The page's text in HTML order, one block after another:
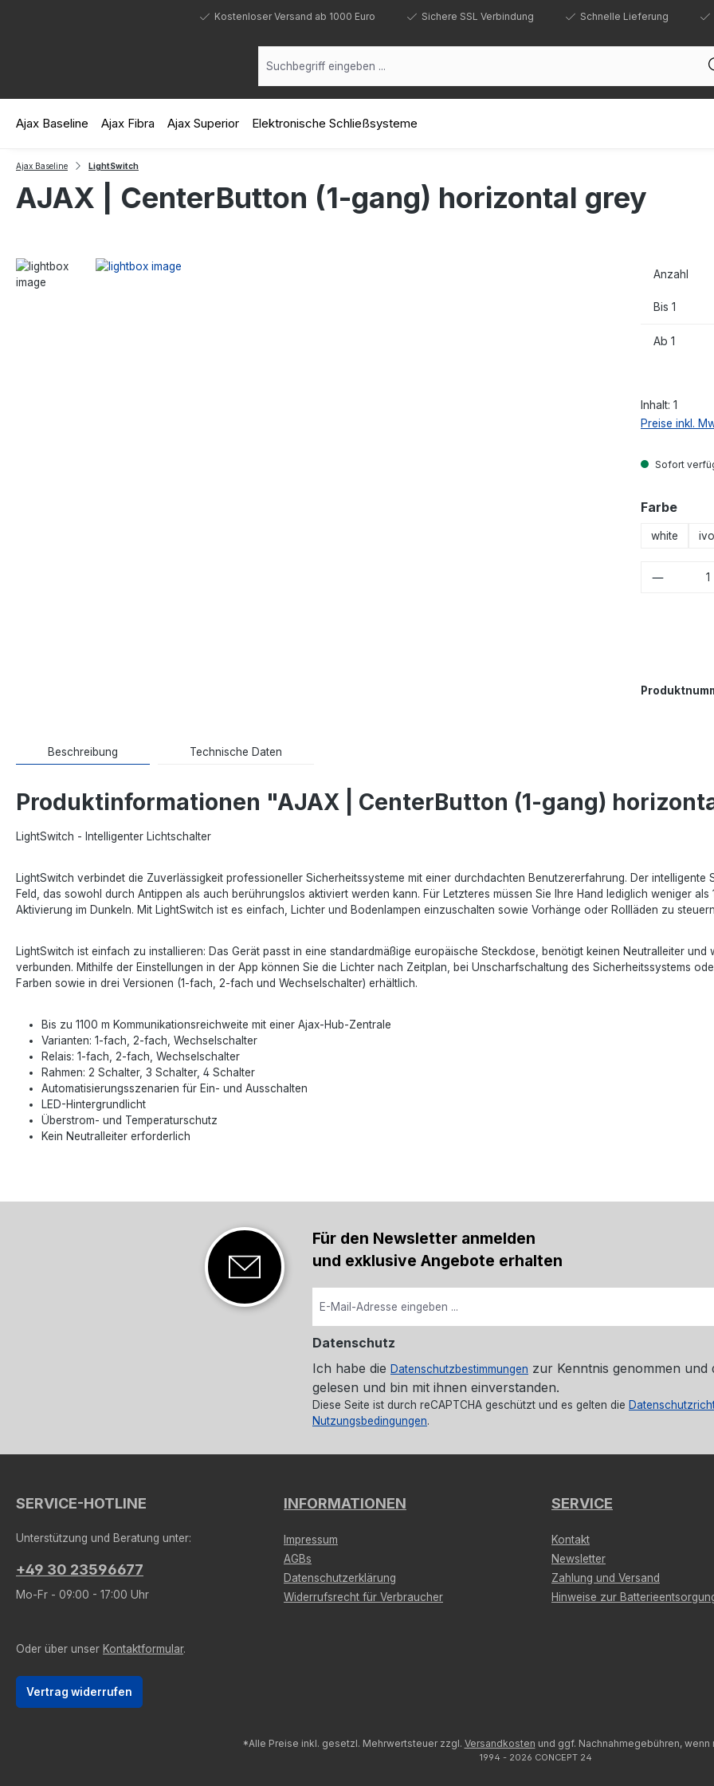
Kostenloser Versand ab 1000 Euro Sichere SSL Verbindung Schnelle Lieferung
Ajax Baseline Ajax Fibra Ajax Superior Elektronische Schließsysteme
Ajax Baseline LightSwitch
AJAX | CenterButton (1-gang) horizontal grey
Anzahl
Bis 1
Ab 1
Inhalt: 1
Preise inkl.
Sofort
Farbe
white
Beschreibung Technische Daten
Produktinformationen "AJAX | CenterButton (1-gang)
LightSwitch - Intelligenter Lichtschalter
LightSwitch verbindet die Zuverlässigkeit professioneller Sicherheitssysteme mit einer durchdachten Benutzererfahrung. Der
Feld, das sowohl durch Antippen als auch berührungslos aktiviert werden kann. Für Letzteres müssen Sie Ihre Hand lediglich weniger
Aktivierung im Dunkeln. Mit LightSwitch ist es einfach, Lichter und Bodenlampen einzuschalten sowie Vorhänge oder Rollläden zu
LightSwitch ist einfach zu installieren: Das Gerät passt in eine standardmäßige europäische Steckdose, benötigt keinen Neutralleiter
verbunden. Mithilfe der Einstellungen in der App können Sie die Lichter nach Zeitplan, bei Unscharfschaltung des Sicherheitssystems
Farben sowie in drei Versionen (1-fach, 2-fach und Wechselschalter) erhältlich.
Bis zu 1100 m Kommunikationsreichweite mit einer Ajax-Hub-Zentrale
Varianten: 1-fach, 2-fach, Wechselschalter
Relais: 1-fach, 2-fach, Wechselschalter
Rahmen: 2 Schalter, 3 Schalter, 4 Schalter
Automatisierungsszenarien für Ein- und Ausschalten
LED-Hintergrundlicht
Überstrom- und Temperaturschutz
Kein Neutralleiter erforderlich
Für den Newsletter anmelden
und exklusive Angebote erhalten
Datenschutz
Ich habe die Datenschutzbestimmungen zur Kenntnis genommen und
gelesen und bin mit ihnen einverstanden.
Diese Seite ist durch reCAPTCHA geschützt und es gelten die
Nutzungsbedingungen.
SERVICE-HOTLINE
Unterstützung und Beratung unter:
+49 30 23596677
Mo-Fr - 09:00 - 17:00 Uhr
Oder über unser Kontaktformular.
Vertrag widerrufen
INFORMATIONEN
Impressum
AGBs
Datenschutzerklärung
Widerrufsrecht für Verbraucher
SERVICE
Kontakt
Newsletter
Zahlung und Versand
Hinweise zur
*Alle Preise inkl. gesetzl. Mehrwertsteuer zzgl. Versandkosten und ggf. Nachnahmegebühren,
1994 - 2026 CONCEPT 24